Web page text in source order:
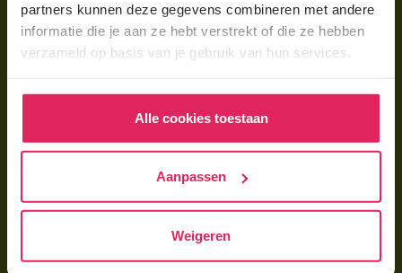
partners kunnen deze gegevens combineren met andere
informatie die je aan ze hebt verstrekt of die ze hebben
verzameld op basis van je gebruik van hun services.
Alle cookies toestaan
Aanpassen
Weigeren
Gastouder worden bij 4Kids
Hoe vind ik gastkinderen?
Wat verdient een gastouder?